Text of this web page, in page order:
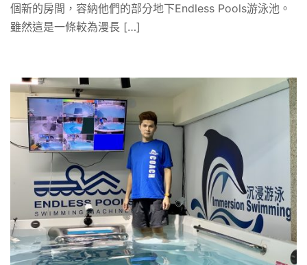
個新的房間，容納他們的部分地下Endless Pools游泳池。
雖然這是一條較為漫長 […]